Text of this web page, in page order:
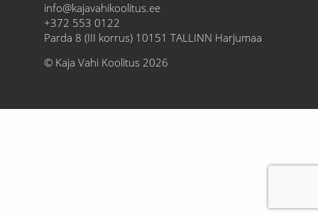
info@kajavahikoolitus.ee
+372 553 0122
Parda 8 (III korrus) 10151 TALLINN Harjumaa
© Kaja Vahi Koolitus 2026